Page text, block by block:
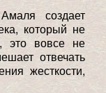
создает
который не
это вовсе не
отвечать
жесткости,